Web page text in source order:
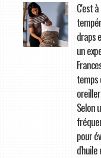
C'est
draps
un
temps
Selon
pour